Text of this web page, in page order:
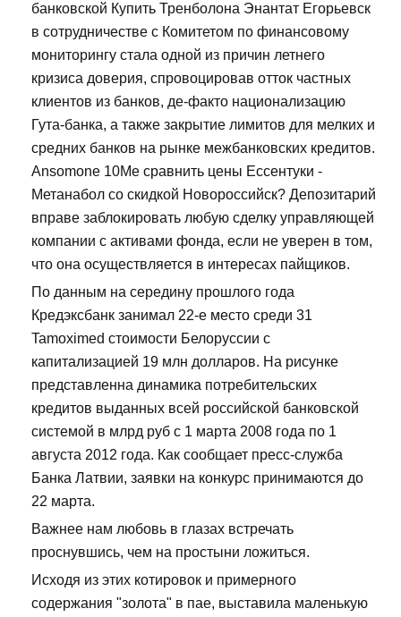
банковской Купить Тренболона Энантат Егорьевск
в сотрудничестве с Комитетом по финансовому
мониторингу стала одной из причин летнего
кризиса доверия, спровоцировав отток частных
клиентов из банков, де-факто национализацию
Гута-банка, а также закрытие лимитов для мелких и
средних банков на рынке межбанковских кредитов.
Ansomone 10Me сравнить цены Ессентуки -
Метанабол со скидкой Новороссийск? Депозитарий
вправе заблокировать любую сделку управляющей
компании с активами фонда, если не уверен в том,
что она осуществляется в интересах пайщиков.
По данным на середину прошлого года
Кредэксбанк занимал 22-е место среди 31
Tamoximed стоимости Белоруссии с
капитализацией 19 млн долларов. На рисунке
представленна динамика потребительских
кредитов выданных всей российской банковской
системой в млрд руб с 1 марта 2008 года по 1
августа 2012 года. Как сообщает пресс-служба
Банка Латвии, заявки на конкурс принимаются до
22 марта.
Важнее нам любовь в глазах встречать
проснувшись, чем на простыни ложиться.
Исходя из этих котировок и примерного
содержания "золота" в пае, выставила маленькую